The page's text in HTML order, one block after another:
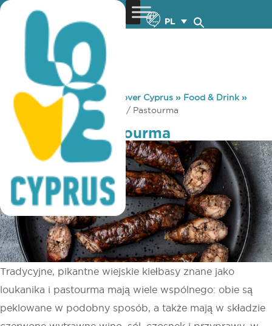
PL
You are here: Home »Discover Cyprus » Food & Drink»
Local Produce
»Loukanika / Pastourma
Loukanika / Pastourma
Tradycyjne, pikantne wiejskie kiełbasy znane jako
loukanika i pastourma mają wiele wspólnego: obie są
peklowane w podobny sposób, a także mają w składzie